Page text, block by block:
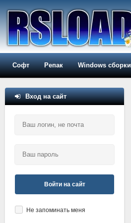
Софт Репак Windows сборки
Вход на сайт
Войти на сайт
Не запоминать меня